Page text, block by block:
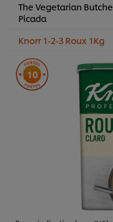
The Vegetarian
Picada
Knorr 1-2-3 Roux 1Kg
10